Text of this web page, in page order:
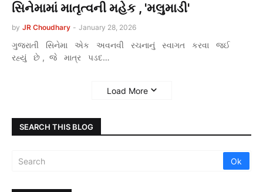
સિનેમામાં માતૃત્વની મહેક , 'મલુમાડી'
by JR Choudhary - January 28, 2026
ગુજરાતી સિનેમા એક અવનવી રચનાનું સ્વાગત કરવા જઈ
રહ્યું છે , જે માત્ર પડદ…
Load More
SEARCH THIS BLOG